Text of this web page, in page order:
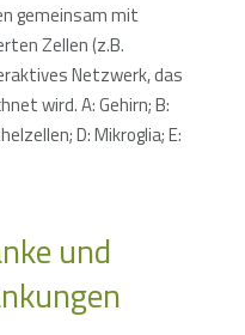
gemeinsam mit
Zellen (z.B.
Netzwerk, das
wird. A: Gehirn; B:
D: Mikroglia; E:
und